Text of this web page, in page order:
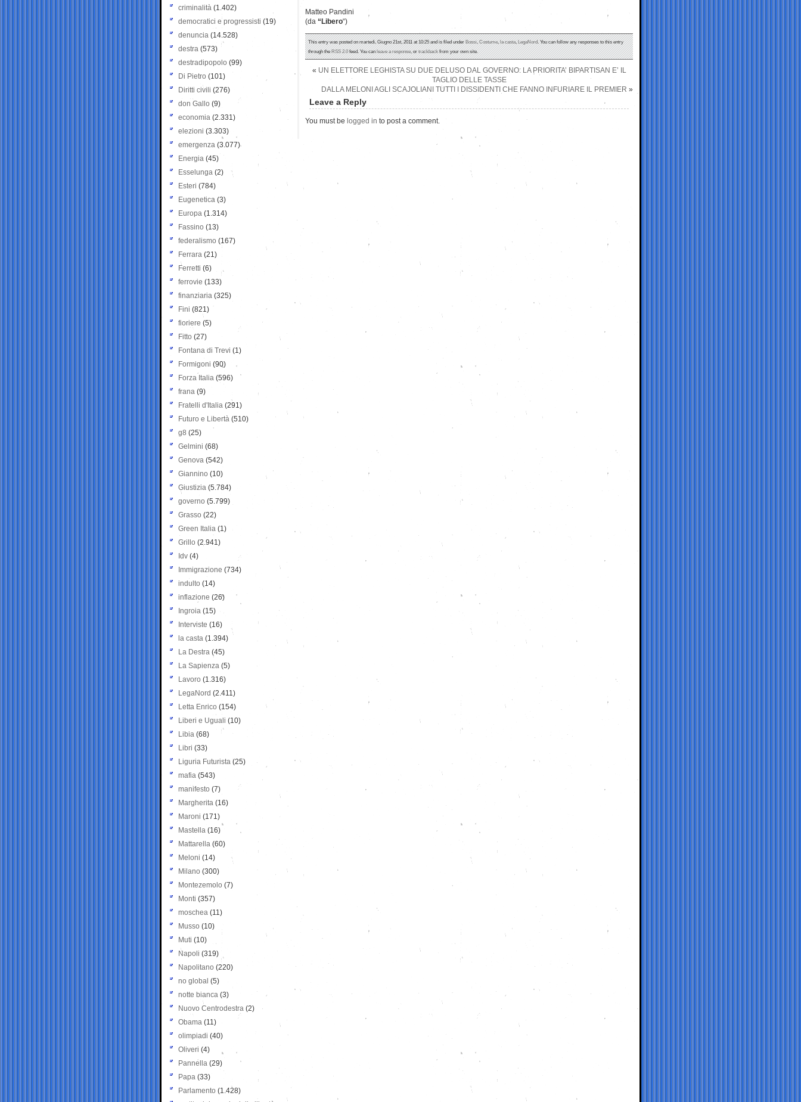
Matteo Pandini
(da “Libero“)
This entry was posted on martedì, Giugno 21st, 2011 at 10:25 and is filed underBossi,Costume,la casta,LegaNord. You can follow any responses to this entry
through theRSS 2.0feed. You canleave a response, ortrackbackfrom your own site.
« UN ELETTORE LEGHISTA SU DUE DELUSO DAL GOVERNO: LA PRIORITA’ BIPARTISAN E’ IL
TAGLIO DELLE TASSE
DALLA MELONI AGLI SCAJOLIANI TUTTI I DISSIDENTI CHE FANNO INFURIARE IL PREMIER »
Leave a Reply
You must be logged in to post a comment.
criminalità (1.402)
democratici e progressisti (19)
denuncia (14.528)
destra (573)
destradipopolo (99)
Di Pietro (101)
Diritti civili (276)
don Gallo (9)
economia (2.331)
elezioni (3.303)
emergenza (3.077)
Energia (45)
Esselunga (2)
Esteri (784)
Eugenetica (3)
Europa (1.314)
Fassino (13)
federalismo (167)
Ferrara (21)
Ferretti (6)
ferrovie (133)
finanziaria (325)
Fini (821)
fioriere (5)
Fitto (27)
Fontana di Trevi (1)
Formigoni (90)
Forza Italia (596)
frana (9)
Fratelli d'Italia (291)
Futuro e Libertà (510)
g8 (25)
Gelmini (68)
Genova (542)
Giannino (10)
Giustizia (5.784)
governo (5.799)
Grasso (22)
Green Italia (1)
Grillo (2.941)
Idv (4)
Immigrazione (734)
indulto (14)
inflazione (26)
Ingroia (15)
Interviste (16)
la casta (1.394)
La Destra (45)
La Sapienza (5)
Lavoro (1.316)
LegaNord (2.411)
Letta Enrico (154)
Liberi e Uguali (10)
Libia (68)
Libri (33)
Liguria Futurista (25)
mafia (543)
manifesto (7)
Margherita (16)
Maroni (171)
Mastella (16)
Mattarella (60)
Meloni (14)
Milano (300)
Montezemolo (7)
Monti (357)
moschea (11)
Musso (10)
Muti (10)
Napoli (319)
Napolitano (220)
no global (5)
notte bianca (3)
Nuovo Centrodestra (2)
Obama (11)
olimpiadi (40)
Oliveri (4)
Pannella (29)
Papa (33)
Parlamento (1.428)